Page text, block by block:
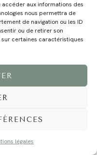
aux informations des
nous permettra de
de navigation ou les ID
ou de retirer son
certaines caractéristiques
légales
BLOG CONTACT
- Nice - Côte d'Azur -